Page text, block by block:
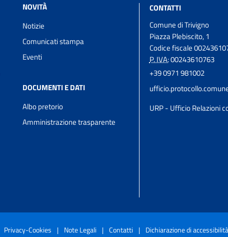
NOVITÀ
Notizie
Comunicati stampa
Eventi
DOCUMENTI E DATI
Albo pretorio
Amministrazione trasparente
CONTATTI
Comune di Trivigno
Piazza Plebiscito, 1
Codice fiscale
P. IVA:00243610763
+39 0971 981002
URP - Ufficio Relazioni
Privacy-Cookies | Note Legali | Contatti | Dichiarazione di accessibilità